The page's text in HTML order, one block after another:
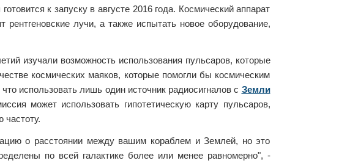
к запуску в августе 2016 года. Космический аппарат
рентгеновские лучи, а также испытать новое оборудование,
изучали возможность использования пульсаров, которые
космических маяков, которые помогли бы космическим
использовать лишь один источник радиосигналов с Земли
может использовать гипотетическую карту пульсаров,
о расстоянии между вашим кораблем и Землей, но это
по всей галактике более или менее равномерно", -